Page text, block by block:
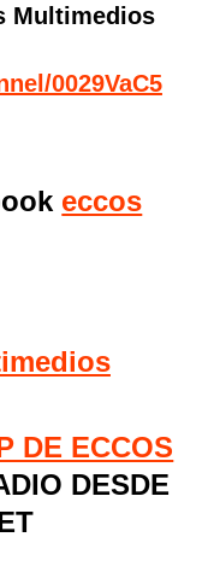
Multimedios
0029VaC5
eccos
DE ECCOS
DESDE